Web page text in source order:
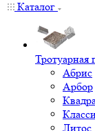
Каталог
Тротуарная
Абрис
Арбор
Литос